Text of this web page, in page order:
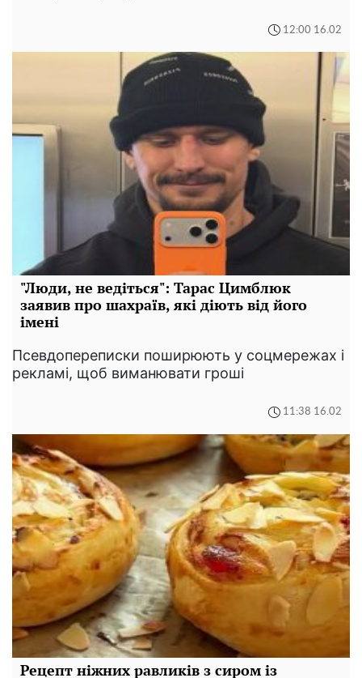
12:00 16.02
"Люди, не ведіться": Тарас Цимблюк
заявив про шахраїв, які діють від його
імені
Псевдопереписки поширюють у соцмережах і
рекламі, щоб виманювати гроші
11:38 16.02
Рецепт ніжних равликів з сиром із